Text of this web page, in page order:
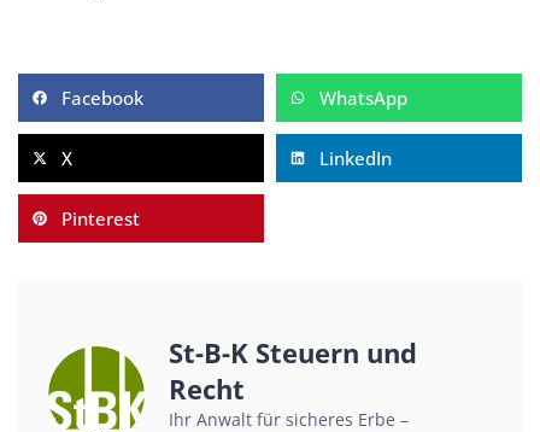
Facebook WhatsApp
X LinkedIn
Pinterest
St-B-K Steuern und
Recht
Ihr Anwalt für sicheres Erbe –